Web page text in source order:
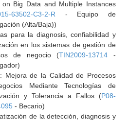
on Big Data and Multiple Instances
63502-C3-2-R - Equipo de
(Alta/Baja))
para la diagnosis, confiabilidad y
en los sistemas de gestión de
de negocio (TIN2009-13714 -
Mejora de la Calidad de Procesos
Mediante Tecnologías de
y Tolerancia a Fallos (P08-
- Becario)
de la detección, diagnosis y